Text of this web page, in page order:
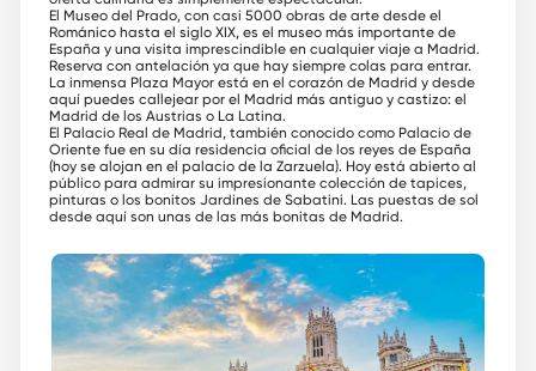
El Museo del Prado, con casi 5000 obras de arte desde el
Románico hasta el siglo XIX, es el museo más importante de
España y una visita imprescindible en cualquier viaje a Madrid.
Reserva con antelación ya que hay siempre colas para entrar.
La inmensa Plaza Mayor está en el corazón de Madrid y desde
aquí puedes callejear por el Madrid más antiguo y castizo: el
Madrid de los Austrias o La Latina.
El Palacio Real de Madrid, también conocido como Palacio de
Oriente fue en su día residencia oficial de los reyes de España
(hoy se alojan en el palacio de la Zarzuela). Hoy está abierto al
público para admirar su impresionante colección de tapices,
pinturas o los bonitos Jardines de Sabatini. Las puestas de sol
desde aquí son unas de las más bonitas de Madrid.